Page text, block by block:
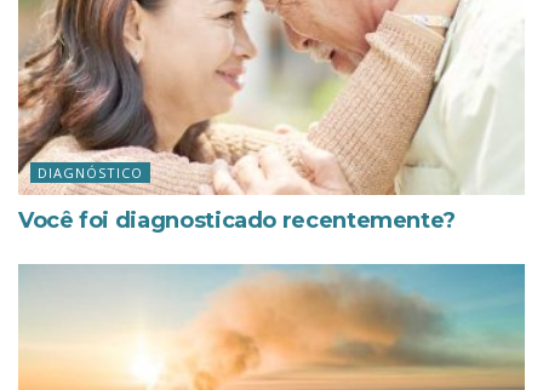
DIAGNÓSTICO
Você foi diagnosticado recentemente?